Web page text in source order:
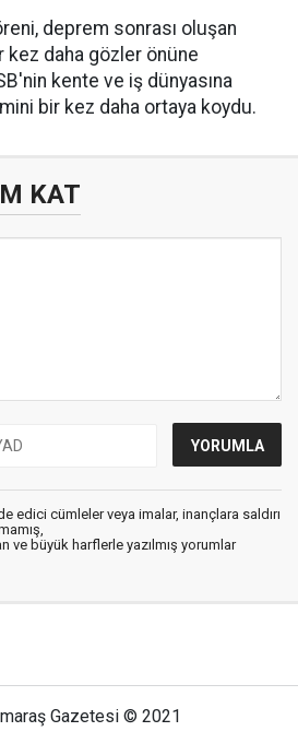
deprem sonrası oluşan
kez daha gözler önüne
kente ve iş dünyasına
bir kez daha ortaya koydu.
KAT
edici cümleler veya imalar, inançlara saldırı
ve büyük harflerle yazılmış yorumlar
Gazetesi © 2021